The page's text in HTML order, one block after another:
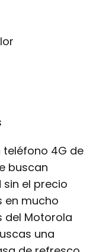
teléfono 4G de
buscan
el precio
en mucho
del Motorola
una